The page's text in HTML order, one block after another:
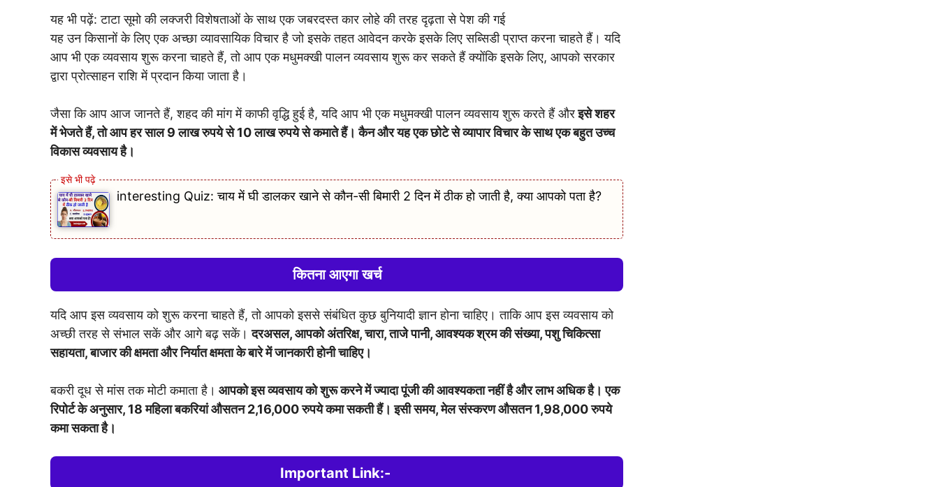
यह भी पढ़ें: टाटा सूमो की लक्जरी विशेषताओं के साथ एक जबरदस्त कार लोहे की तरह दृढ़ता से पेश की गई
यह उन किसानों के लिए एक अच्छा व्यावसायिक विचार है जो इसके तहत आवेदन करके इसके लिए सब्सिडी प्राप्त करना चाहते हैं। यदि
आप भी एक व्यवसाय शुरू करना चाहते हैं, तो आप एक मधुमक्खी पालन व्यवसाय शुरू कर सकते हैं क्योंकि इसके लिए, आपको सरकार
द्वारा प्रोत्साहन राशि में प्रदान किया जाता है।
जैसा कि आप आज जानते हैं, शहद की मांग में काफी वृद्धि हुई है, यदि आप भी एक मधुमक्खी पालन व्यवसाय शुरू करते हैं औरइसे शहर
में भेजते हैं, तो आप हर साल 9 लाख रुपये से 10 लाख रुपये से कमाते हैं। कैन और यह एक छोटे से व्यापार विचार के साथ एक बहुत उच्च
विकास व्यवसाय है।
interesting Quiz: चाय में घी डालकर खाने से कौन-सी बिमारी 2 दिन में ठीक हो जाती है, क्या आपको पता है?
कितना आएगा खर्च
यदि आप इस व्यवसाय को शुरू करना चाहते हैं, तो आपको इससे संबंधित कुछ बुनियादी ज्ञान होना चाहिए। ताकि आप इस व्यवसाय को
अच्छी तरह से संभाल सकें और आगे बढ़ सकें।दरअसल, आपको अंतरिक्ष, चारा, ताजे पानी, आवश्यक श्रम की संख्या, पशु चिकित्सा
सहायता, बाजार की क्षमता और निर्यात क्षमता के बारे में जानकारी होनी चाहिए।
बकरी दूध से मांस तक मोटी कमाता है। आपको इस व्यवसाय को शुरू करने में ज्यादा पूंजी की आवश्यकता नहीं है और लाभ अधिक है। एक
रिपोर्ट के अनुसार, 18 महिला बकरियां औसतन 2,16,000 रुपये कमा सकती हैं। इसी समय, मेल संस्करण औसतन 1,98,000 रुपये
कमा सकता है।
Important Link:-